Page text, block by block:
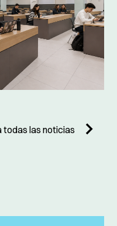
todas las noticias